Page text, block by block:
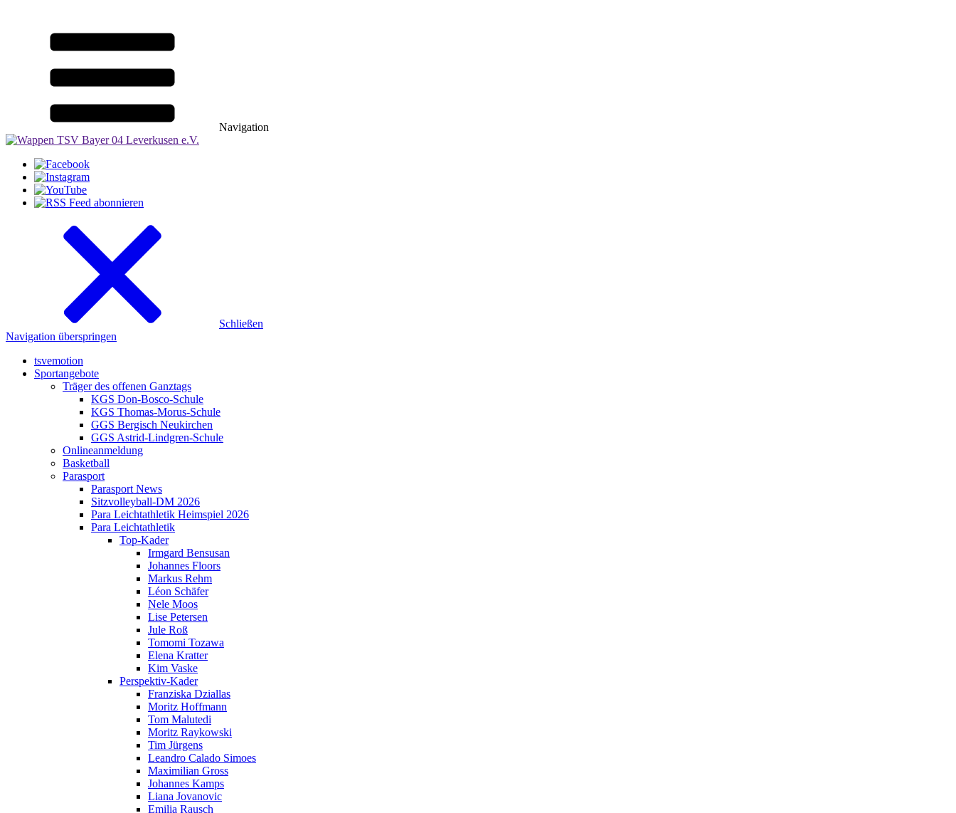
Navigation
Schließen
Navigation überspringen
tsvemotion
Sportangebote
Träger des offenen Ganztags
KGS Don-Bosco-Schule
KGS Thomas-Morus-Schule
GGS Bergisch Neukirchen
GGS Astrid-Lindgren-Schule
Onlineanmeldung
Basketball
Parasport
Parasport News
Sitzvolleyball-DM 2026
Para Leichtathletik Heimspiel 2026
Para Leichtathletik
Top-Kader
Irmgard Bensusan
Johannes Floors
Markus Rehm
Léon Schäfer
Nele Moos
Lise Petersen
Jule Roß
Tomomi Tozawa
Elena Kratter
Kim Vaske
Perspektiv-Kader
Franziska Dziallas
Moritz Hoffmann
Tom Malutedi
Moritz Raykowski
Tim Jürgens
Leandro Calado Simoes
Maximilian Gross
Johannes Kamps
Liana Jovanovic
Emilia Rausch